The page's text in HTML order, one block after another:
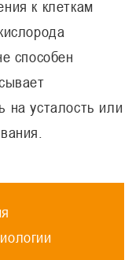
к клеткам
способен
на усталость или